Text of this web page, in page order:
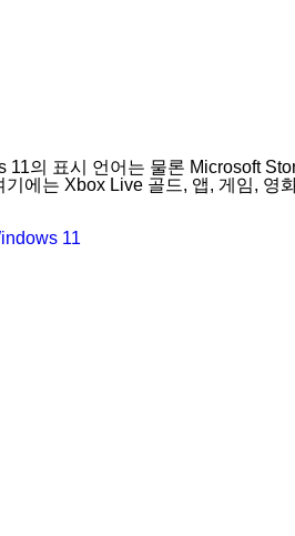
의 표시 언어는 물론 Microsoft
에는 Xbox Live 골드, 앱, 게임,
11